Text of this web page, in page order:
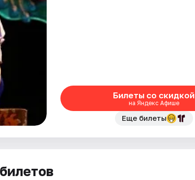
Билеты со скидкой
на Яндекс Афише
Еще билеты